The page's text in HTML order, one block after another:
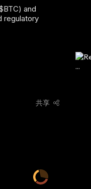
and
regulatory
共享